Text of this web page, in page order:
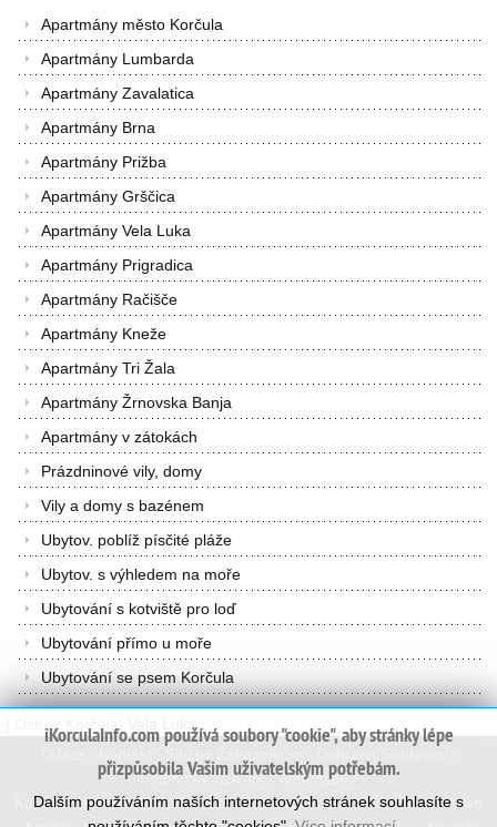
Apartmány město Korčula
Apartmány Lumbarda
Apartmány Zavalatica
Apartmány Brna
Apartmány Prižba
Apartmány Grščica
Apartmány Vela Luka
Apartmány Prigradica
Apartmány Račišče
Apartmány Kneže
Apartmány Tri Žala
Apartmány Žrnovska Banja
Apartmány v zátokách
Prázdninové vily, domy
Vily a domy s bazénem
Ubytov. poblíž písčité pláže
Ubytov. s výhledem na moře
Ubytování s kotviště pro loď
Ubytování přímo u moře
Ubytování se psem Korčula
Ostrov Korčula| Vela Luka
iKorculaInfo.com používá soubory "cookie", aby stránky lépe
přizpůsobila Vašim uživatelským potřebám.
Dalším používáním naších internetových stránek souhlasíte s
Podminky Uzivani|Webmaster
Korcula Croatia|Otok Korčula|Korcula Croazia|Korcula Kroatien